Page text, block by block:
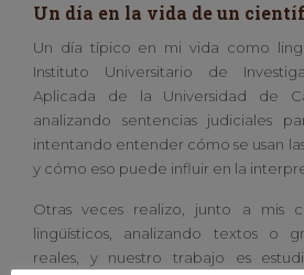
Un día en la vida de un
Un día típico en mi vida como
Instituto Universitario de
Aplicada de la Universidad de
analizando sentencias judiciales
intentando entender cómo se usan
y cómo eso puede influir en la
Otras veces realizo, junto a mis
lingüísticos, analizando textos o
reales, y nuestro trabajo es